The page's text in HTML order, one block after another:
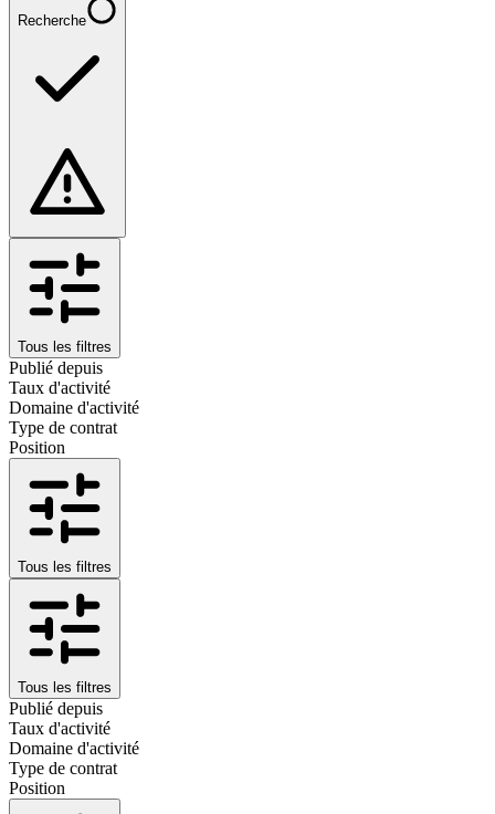
Recherche
Tous les filtres
Publié depuis
Taux d'activité
Domaine d'activité
Type de contrat
Position
Tous les filtres
Tous les filtres
Publié depuis
Taux d'activité
Domaine d'activité
Type de contrat
Position